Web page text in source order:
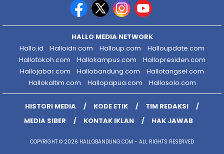
HALLO MEDIA NETWORK
Hallo.id
Halloidn.com Halloup.com
Halloupdate.com
Hallotokoh.com
Hallokampus.com
Hallopresiden.com
Hallojabar.com
Hallobandung.com
Hallotangsel.com
Hallokaltim.com
Hallopapua.com Hallosolo.com
HISTORI MEDIA KODE ETIK
TIM REDAKSI
MEDIA SIBER
KONTAK IKLAN HAK JAWAB
COPYRIGHT © 2026 HALLOBANDUNG.COM - ALL RIGHTS RESERVED